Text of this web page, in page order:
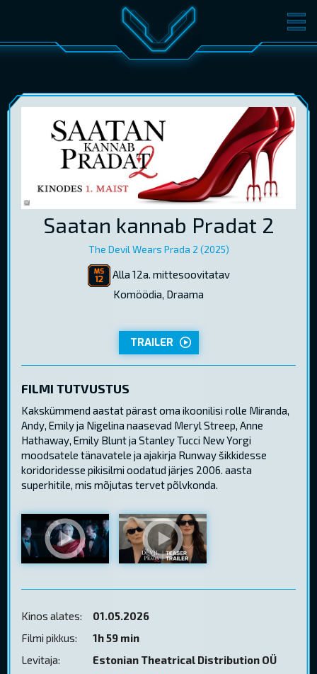
FILMID PILETID
KINKEKAARDID
RUS LOGI SISSE
Saatan kannab Pradat 2
The Devil Wears Prada 2 (2025)
Alla 12a. mittesoovitatav
Komöödia, Draama
TRAILER
FILMI TUTVUSTUS
Kakskümmend aastat pärast oma ikoonilisi rolle Miranda,
Andy, Emily ja Nigelina naasevad Meryl Streep, Anne
Hathaway, Emily Blunt ja Stanley Tucci New Yorgi
moodsatele tänavatele ja ajakirja Runway šikkidesse
koridoridesse pikisilmi oodatud järjes 2006. aasta
superhitile, mis mõjutas tervet põlvkonda.
Kinos alates:
01.05.2026
Filmi pikkus:
1h 59 min
Levitaja:
Estonian Theatrical Distribution OÜ